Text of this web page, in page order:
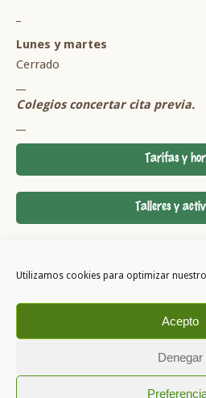
Utilizamos cookies para optimizar
Acepto
Denegar
Lunes y martes
Cerrado
Colegios concertar cita previa.
Tarifas y
Talleres y
Copyright 2026